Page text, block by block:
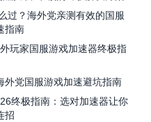
过？海外党亲测有效的国服
指南
玩家国服游戏加速器终极指
外党国服游戏加速避坑指南
终极指南：选对加速器让你
招